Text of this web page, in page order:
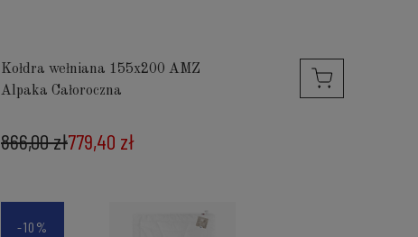
Kołdra wełniana 155x200 AMZ
Alpaka Całoroczna
779,40 zł
866,00 zł
-10%